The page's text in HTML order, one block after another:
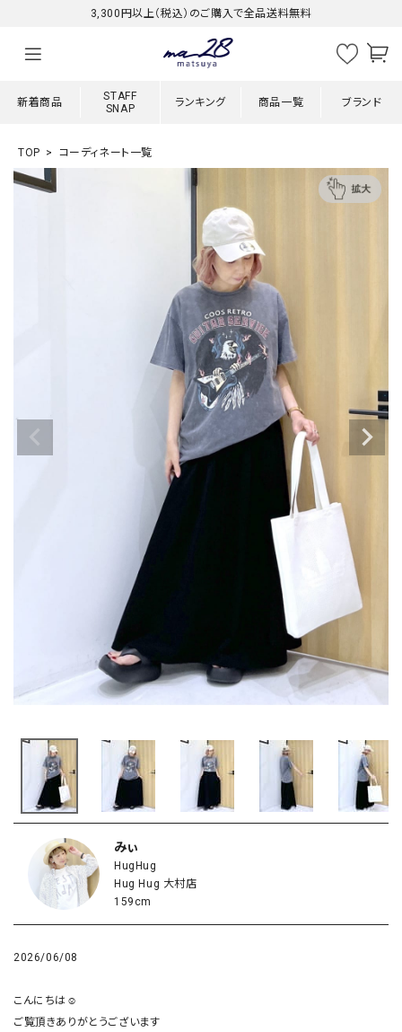
3,300円以上（税込）のご購入で全品送料無料
新着商品
STAFF
SNAP
ランキング 商品一覧 ブランド
TOP コーディネート一覧
みぃ
HugHug
Hug Hug 大村店
159cm
2026/06/08
こんにちは☺︎
ご覧頂きありがとうございます